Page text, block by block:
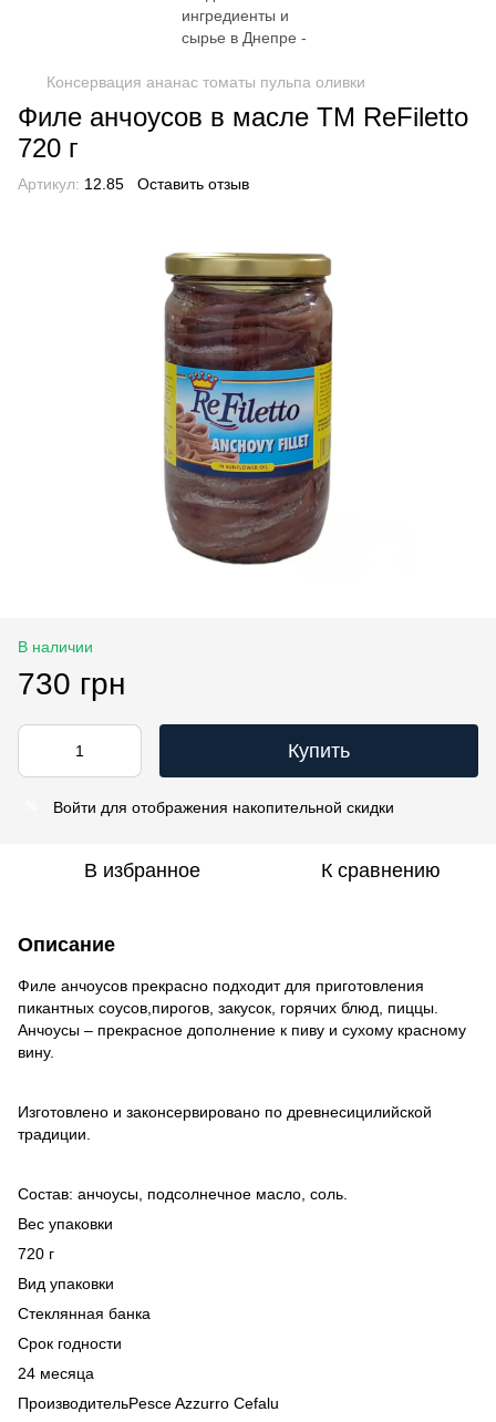
Консервация ананас томаты пульпа оливки
Филе анчоусов в масле TM ReFiletto
720 г
Артикул: 12.85 Оставить отзыв
В наличии
730 грн
Купить
Войти для отображения накопительной скидки
В избранное К сравнению
Описание
Филе анчоусов прекрасно подходит для приготовления
пикантных соусов,пирогов, закусок, горячих блюд, пиццы.
Анчоусы – прекрасное дополнение к пиву и сухому красному
вину.
Изготовлено и законсервировано по древнесицилийской
традиции.
Состав: анчоусы, подсолнечное масло, соль.
Вес упаковки
720 г
Вид упаковки
Стеклянная банка
Срок годности
24 месяца
ПроизводительPesce Azzurro Cefalu